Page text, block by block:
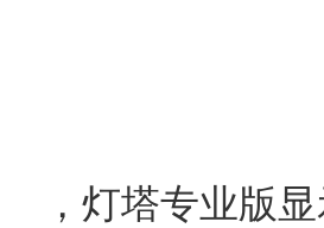
，灯塔专业版